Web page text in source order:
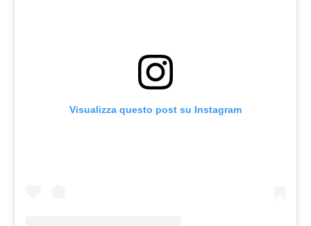
Visualizza questo post su Instagram